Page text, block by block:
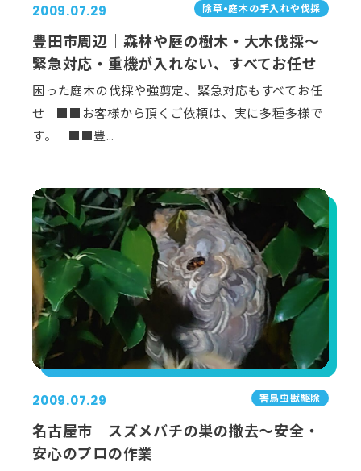
2009.07.29 除草•庭⽊の⼿⼊れや伐採
豊田市周辺｜森林や庭の樹木・大木伐採～
緊急対応・重機が入れない、すべてお任せ
困った庭木の伐採や強剪定、緊急対応もすべてお任
せ ■■お客様から頂くご依頼は、実に多種多様で
す。 ■■豊…
2009.07.29 害⿃⾍獣駆除
名古屋市 スズメバチの巣の撤去～安全・
安心のプロの作業